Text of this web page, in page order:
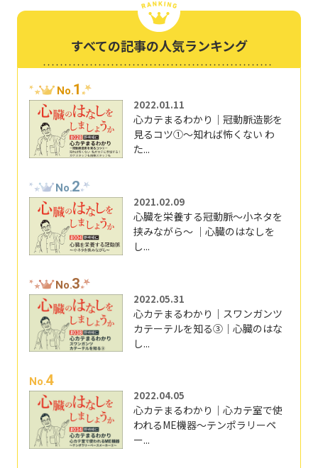
すべての記事の人気ランキング
No.1
2022.01.11
心カテまるわかり｜冠動脈造影を
見るコツ①～知れば怖くない わ
た...
No.2
2021.02.09
心臓を栄養する冠動脈～小ネタを
挟みながら～ ｜心臓のはなしを
し...
No.3
2022.05.31
心カテまるわかり｜スワンガンツ
カテーテルを知る③｜心臓のはな
し...
No.4
2022.04.05
心カテまるわかり｜心カテ室で使
われるME機器～テンポラリーペ
ー...